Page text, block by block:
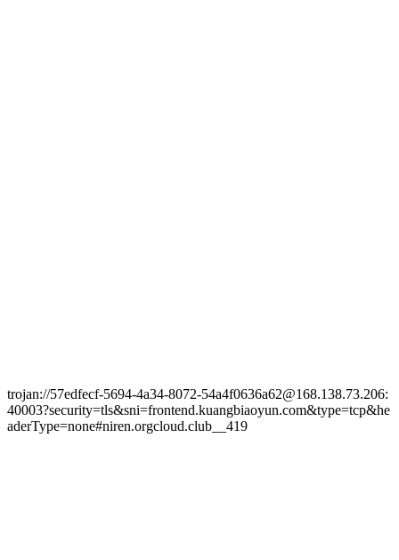
trojan://57edfecf-5694-4a34-8072-54a4f0636a62@168.138.73.206:
40003?security=tls&sni=frontend.kuangbiaoyun.com&type=tcp&he
aderType=none#niren.orgcloud.club__419